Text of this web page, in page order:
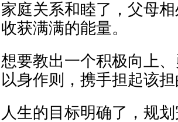
家庭关系和睦了，父母
收获满满的能量。
想要教出一个积极向上
以身作则，携手担起该
人生的目标明确了，规